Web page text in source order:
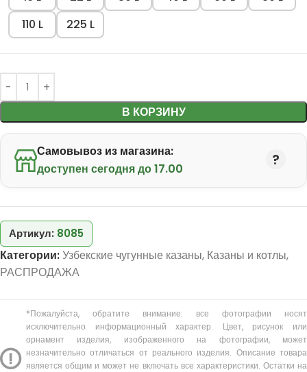
110 L
225 L
В КОРЗИНУ
Самовывоз из магазина:
доступен сегодня до 17.00
Артикул: 8085
Категории:Узбекские чугунные казаны, Казаны и котлы,
РАСПРОДАЖА
*Пожалуйста, обратите внимание: все фотографии носят
исключительно информационный характер. Цвет, рисунок или
орнамент изделия, изображенного на фотографии, может
незначительно отличаться от реального изделия. Описание товара
является общим и может не включать все характеристики. Остатки на